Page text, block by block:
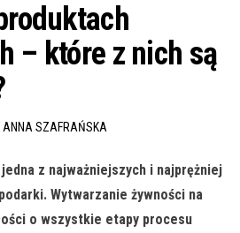
– które z nich są
ANNA SZAFRAŃSKA
z najważniejszych i najprężniej
Wytwarzanie żywności na
o wszystkie etapy procesu